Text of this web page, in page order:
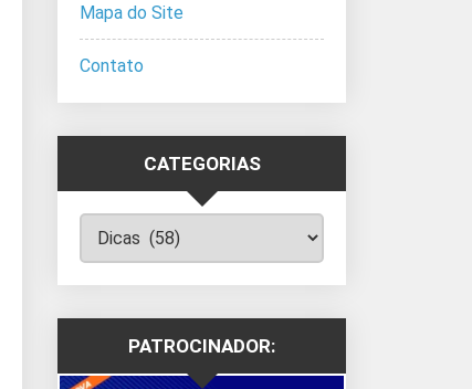
Mapa do Site
Contato
CATEGORIAS
Categorias
PATROCINADOR: